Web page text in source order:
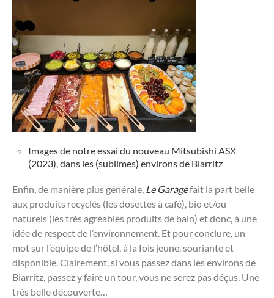
Images de notre essai du nouveau Mitsubishi ASX
(2023), dans les (sublimes) environs de Biarritz
Enfin, de manière plus générale, Le Garagefait la part belle
aux produits recyclés (les dosettes à café), bio et/ou
naturels (les très agréables produits de bain) et donc, à une
idée de respect de l’environnement. Et pour conclure, un
mot sur l’équipe de l’hôtel, à la fois jeune, souriante et
disponible. Clairement, si vous passez dans les environs de
Biarritz, passez y faire un tour, vous ne serez pas déçus. Une
très belle découverte…